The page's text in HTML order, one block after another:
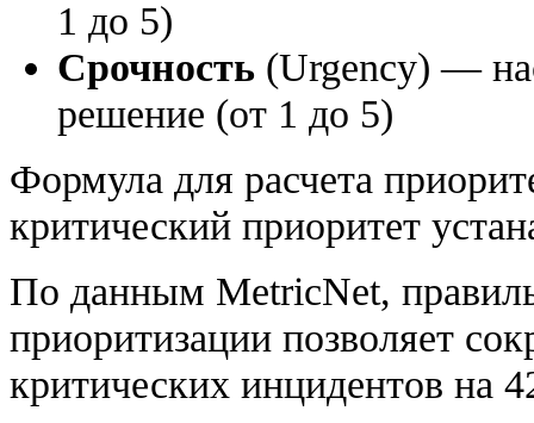
1 до 5)
Срочность (Urgency) —
решение (от 1 до 5)
Формула для расчета
критический приоритет
По данным MetricNet,
приоритизации позволяет
критических инцидентов на